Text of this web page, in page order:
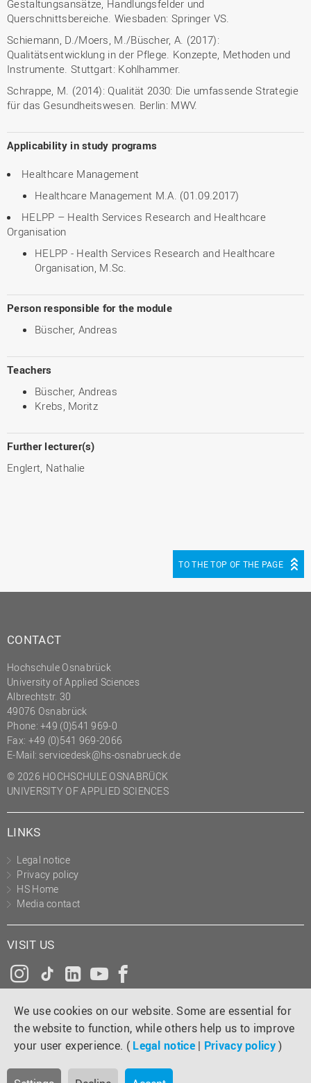
We use cookies on our website. Some are essential for
the website to function, while others help us to improve
your user experience. ( Legal notice | Privacy policy)
Gestaltungsansätze, Handlungsfelder und
Querschnittsbereiche. Wiesbaden: Springer VS.
Schiemann, D./Moers, M./Büscher, A. (2017):
Qualitätsentwicklung in der Pflege. Konzepte, Methoden und
Instrumente. Stuttgart: Kohlhammer.
Schrappe, M. (2014): Qualität 2030: Die umfassende Strategie
für das Gesundheitswesen. Berlin: MWV.
Applicability in study programs
Healthcare Management
Healthcare Management M.A. (01.09.2017)
HELPP – Health Services Research and Healthcare
Organisation
HELPP - Health Services Research and Healthcare
Organisation, M.Sc.
Person responsible for the module
Büscher, Andreas
Teachers
Büscher, Andreas
Krebs, Moritz
Further lecturer(s)
Englert, Nathalie
TO THE TOP OF THE PAGE
CONTACT
Hochschule Osnabrück
University of Applied Sciences
Albrechtstr. 30
49076 Osnabrück
Phone: +49 (0)541 969-0
Fax: +49 (0)541 969-2066
E-Mail: servicedesk@hs-osnabrueck.de
© 2026 HOCHSCHULE OSNABRÜCK
UNIVERSITY OF APPLIED SCIENCES
LINKS
Legal notice
Privacy policy
HS Home
Media contact
VISIT US
Instagram
Tiktok
LinkedInYouTube